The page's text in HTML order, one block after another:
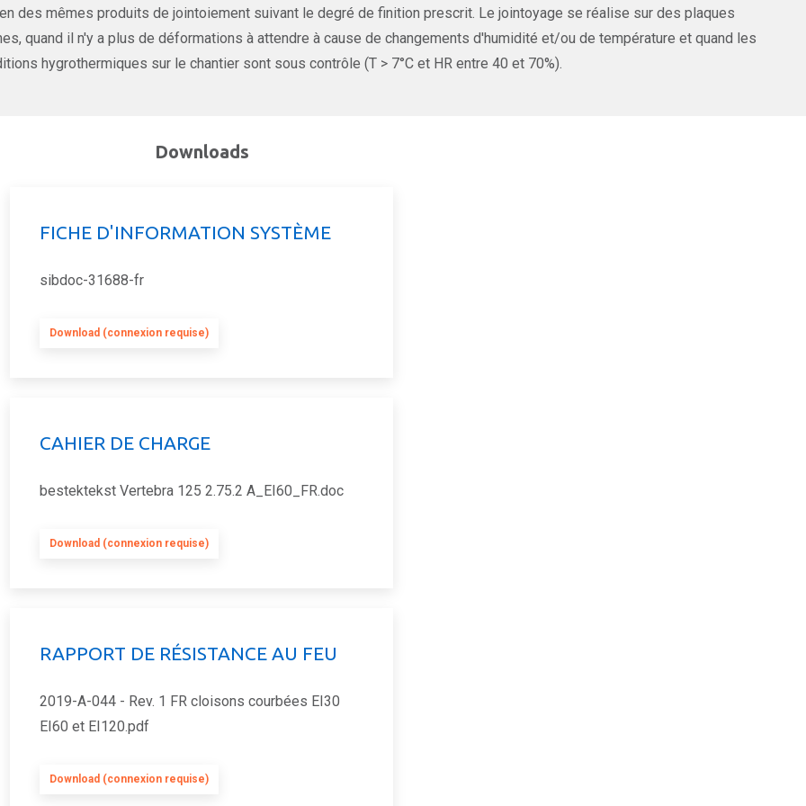
des mêmes produits de jointoiement suivant le degré de finition prescrit. Le jointoyage se réalise sur des plaques
quand il n'y a plus de déformations à attendre à cause de changements d'humidité et/ou de température et quand les
hygrothermiques sur le chantier sont sous contrôle (T > 7°C et HR entre 40 et 70%).
Downloads
FICHE D'INFORMATION SYSTÈME
sibdoc-31688-fr
Download (connexion requise)
CAHIER DE CHARGE
bestektekst Vertebra 125 2.75.2 A_EI60_FR.doc
Download (connexion requise)
RAPPORT DE RÉSISTANCE AU FEU
2019-A-044 - Rev. 1 FR cloisons courbées EI30
EI60 et EI120.pdf
Download (connexion requise)